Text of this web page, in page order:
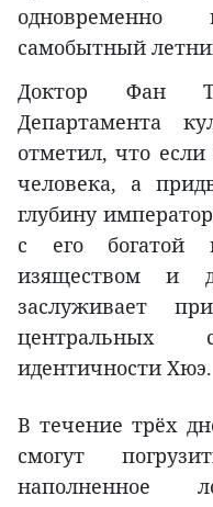
одновременно
самобытный
Доктор Фан
Департамента
отметил, что
человека, а
глубину
с его богатой
изяществом и
заслуживает
центральных
идентичности Хюэ.
В течение трёх
смогут
наполненное